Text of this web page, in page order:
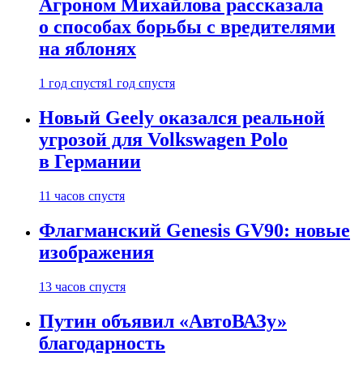
Агроном Михайлова рассказала
о способах борьбы с вредителями
на яблонях
1 год спустя1 год спустя
Новый Geely оказался реальной
угрозой для Volkswagen Polo
в Германии
11 часов спустя
Флагманский Genesis GV90: новые
изображения
13 часов спустя
Путин объявил «АвтоВАЗу»
благодарность